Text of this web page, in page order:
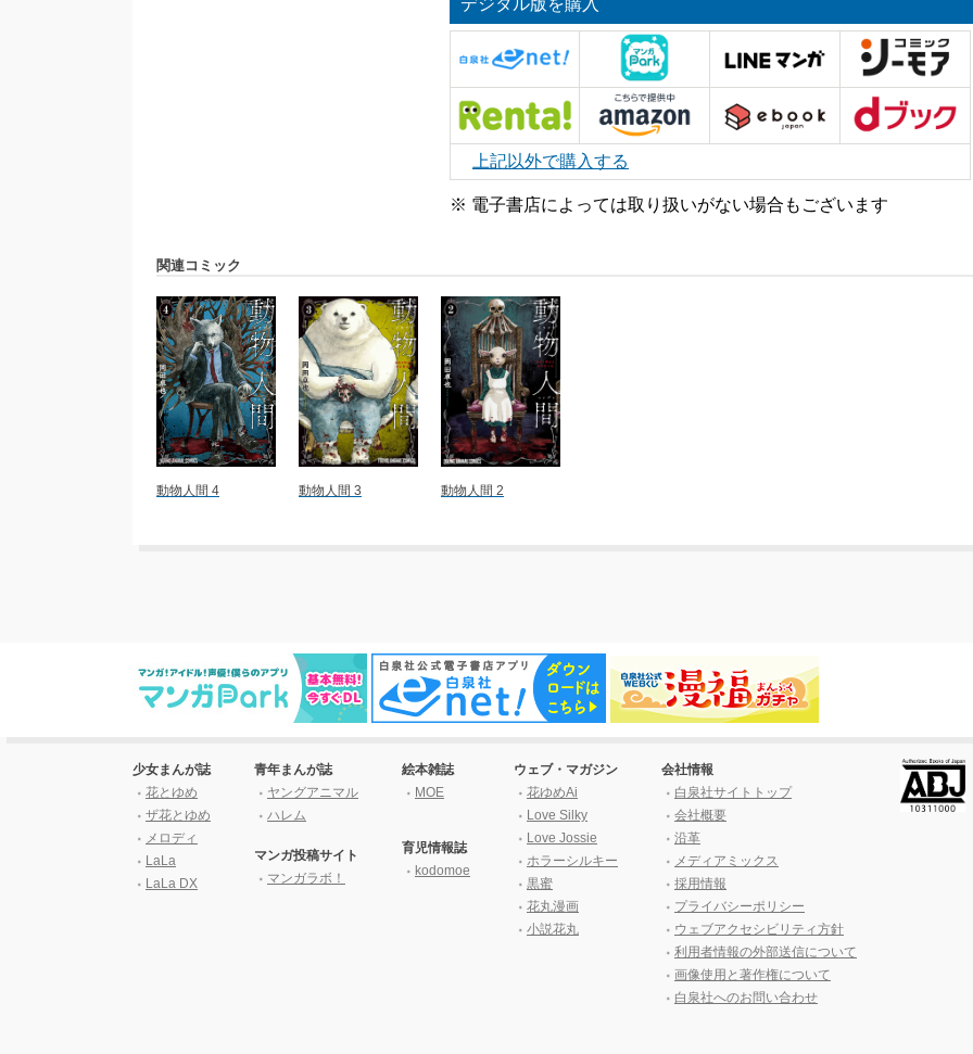
上記以外で購入する
※ 電子書店によっては取り扱いがない場合もございます
関連コミック
動物人間 4 動物人間 3 動物人間 2
少女まんが誌
花とゆめ
ザ花とゆめ
メロディ
LaLa
LaLa DX
青年まんが誌
ヤングアニマル
ハレム
マンガ投稿サイト
マンガラボ！
絵本雑誌
MOE
育児情報誌
kodomoe
ウェブ・マガジン
花ゆめAi
Love Silky
Love Jossie
ホラーシルキー
黒蜜
花丸漫画
小説花丸
会社情報
白泉社サイトトップ
会社概要
沿革
メディアミックス
採用情報
プライバシーポリシー
ウェブアクセシビリティ方針
利用者情報の外部送信について
画像使用と著作権について
白泉社へのお問い合わせ